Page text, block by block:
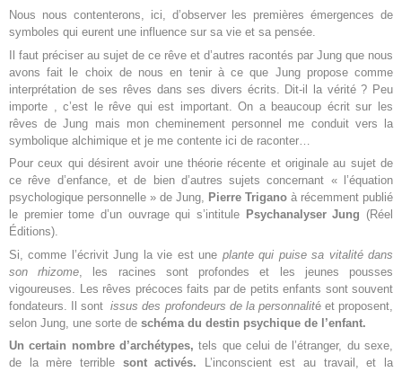
Nous nous contenterons, ici, d’observer les premières émergences de
symboles qui eurent une influence sur sa vie et sa pensée.
Il faut préciser au sujet de ce rêve et d’autres racontés par Jung que nous
avons fait le choix de nous en tenir à ce que Jung propose comme
interprétation de ses rêves dans ses divers écrits. Dit-il la vérité ? Peu
importe , c’est le rêve qui est important. On a beaucoup écrit sur les
rêves de Jung mais mon cheminement personnel me conduit vers la
symbolique alchimique et je me contente ici de raconter…
Pour ceux qui désirent avoir une théorie récente et originale au sujet de
ce rêve d’enfance, et de bien d’autres sujets concernant « l’équation
psychologique personnelle » de Jung, Pierre Trigano à récemment publié
le premier tome d’un ouvrage qui s’intitule Psychanalyser Jung (Réel
Éditions).
Si, comme l’écrivit Jung la vie est une plante qui puise sa vitalité dans
son rhizome , les racines sont profondes et les jeunes pousses
vigoureuses. Les rêves précoces faits par de petits enfants sont souvent
fondateurs. Il sont issus des profondeurs de la personnalité et proposent,
selon Jung, une sorte de schéma du destin psychique de l’enfant.
Un certain nombre d’archétypes, tels que celui de l’étranger, du sexe,
de la mère terrible sont activés. L’inconscient est au travail, et la